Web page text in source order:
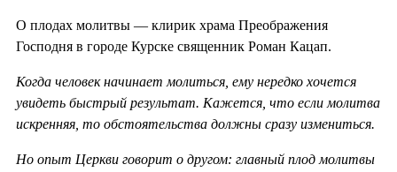
О плодах молитвы — клирик храма Преображения
Господня в городе Курске священник Роман Кацап.
Когда человек начинает молиться, ему нередко хочется
увидеть быстрый результат. Кажется, что если молитва
искренняя, то обстоятельства должны сразу измениться.
Но опыт Церкви говорит о другом: главный плод молитвы